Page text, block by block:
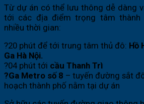
Từ dự án có thể lưu thông dễ dàng
tới các địa điểm trọng tâm thành
nhiều thời gian:
?20 phút để tới trung tâm thủ đô: Hồ
Ga Hà Nội.
?04 phút tới cầu Thanh Trì
?Ga Metro số 8 – tuyến đường sắt
hoạch thành phố nằm tại dự án